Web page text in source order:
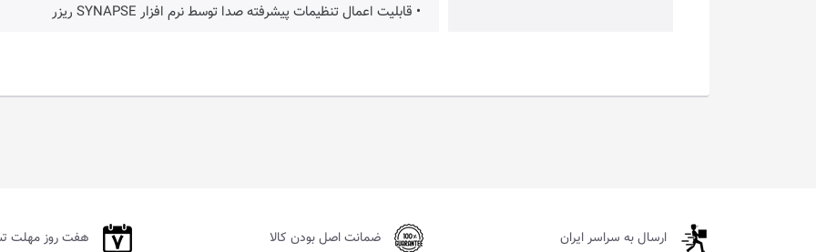
• قابلیت اعمال تنظیمات پیشرفته صدا توسط نرم افزار SYNAPSE ریزر
ارسال به سراسر ایران ضمانت اصل بودن کالا هفت روز مهلت